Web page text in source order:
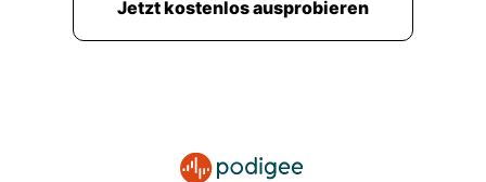
Jetzt kostenlos ausprobieren